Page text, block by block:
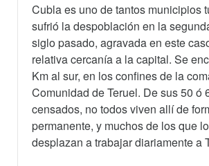
Cubla es uno de tantos municipios
sufrió la despoblación en la
siglo pasado, agravada en este
relativa cercanía a la capital. Se
Km al sur, en los confines de la
Comunidad de Teruel. De sus 50 ó
censados, no todos viven allí de
permanente, y muchos de los que
desplazan a trabajar diariamente a